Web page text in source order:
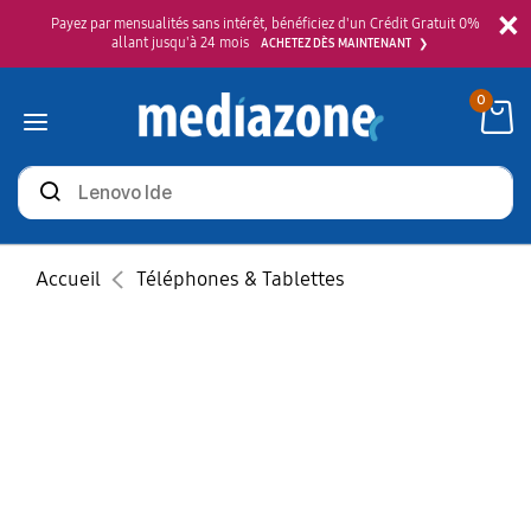
×
Payez par mensualités sans intérêt, bénéficiez d'un Crédit Gratuit 0%
allant jusqu'à 24 mois
ACHETEZ DÈS MAINTENANT
Rechercher
des
produits
0
Accueil Téléphones & Tablettes